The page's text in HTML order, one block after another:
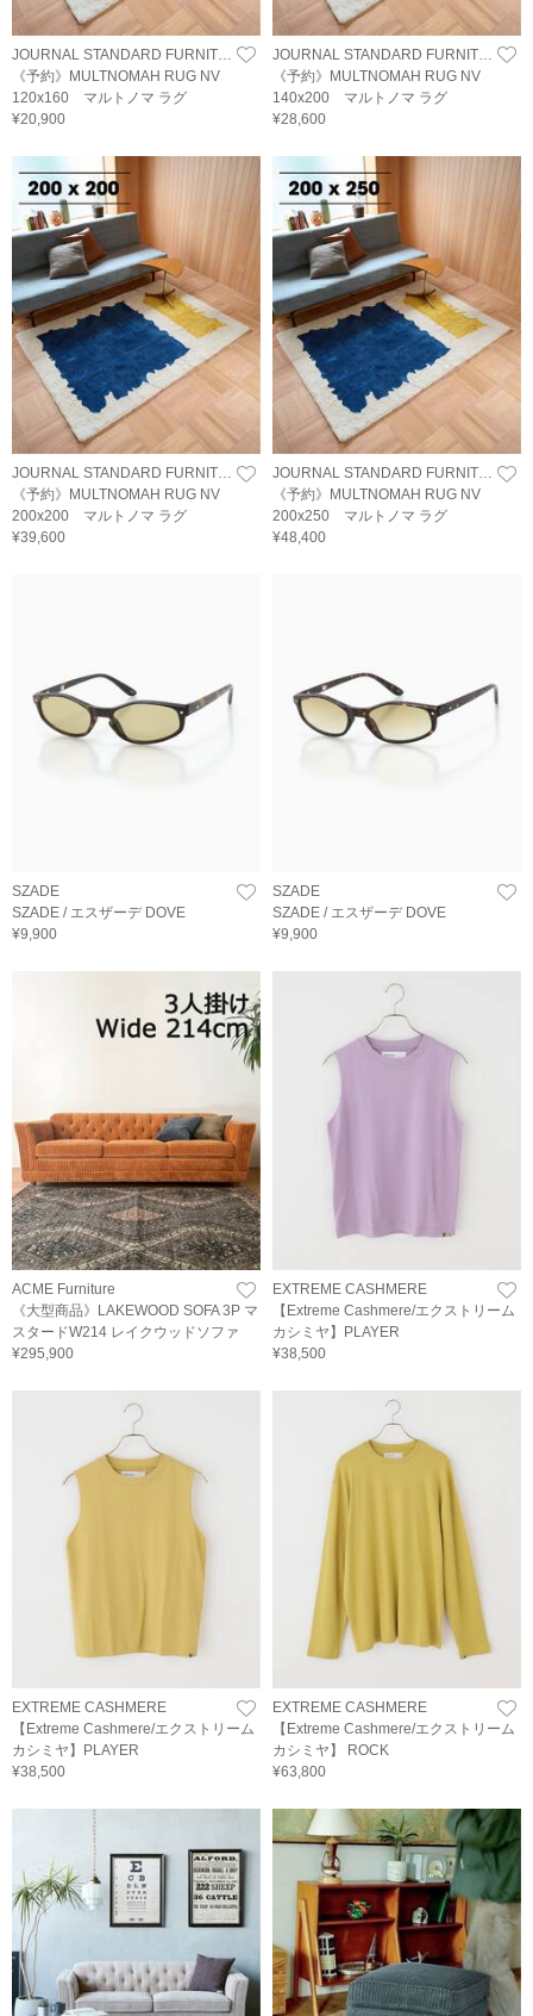
《予約》MULTNOMAH RUG NV
120x160 マルトノマ ラグ
¥20,900
《予約》MULTNOMAH RUG NV
140x200 マルトノマ ラグ
¥28,600
JOURNAL STANDARD FURNITURE
《予約》MULTNOMAH RUG NV
200x200 マルトノマ ラグ
¥39,600
JOURNAL STANDARD FURNITURE
《予約》MULTNOMAH RUG NV
200x250 マルトノマ ラグ
¥48,400
SZADE
SZADE / エスザーデ DOVE
¥9,900
SZADE
SZADE / エスザーデ DOVE
¥9,900
ACME Furniture
《大型商品》LAKEWOOD SOFA 3P マ
スタードW214 レイクウッドソファ
¥295,900
EXTREME CASHMERE
【Extreme Cashmere/エクストリーム
カシミヤ】PLAYER
¥38,500
EXTREME CASHMERE
【Extreme Cashmere/エクストリーム
カシミヤ】PLAYER
¥38,500
EXTREME CASHMERE
【Extreme Cashmere/エクストリーム
カシミヤ】 ROCK
¥63,800